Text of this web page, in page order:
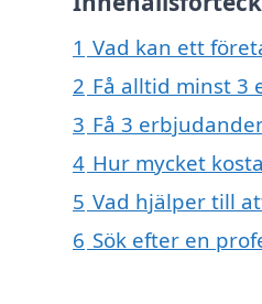
1 Vad kan ett
2 Få alltid minst 3
3 Få 3
4 Hur mycket
5 Vad hjälper till
6 Sök efter en